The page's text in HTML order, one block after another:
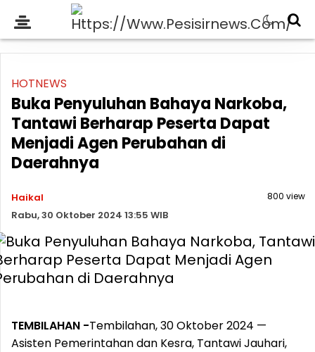
HOTNEWS
Buka Penyuluhan Bahaya Narkoba,
Tantawi Berharap Peserta Dapat
Menjadi Agen Perubahan di
Daerahnya
Haikal
Rabu, 30 Oktober 2024 13:55 WIB
800 view
TEMBILAHAN -Tembilahan, 30 Oktober 2024 —
Asisten Pemerintahan dan Kesra, Tantawi Jauhari,